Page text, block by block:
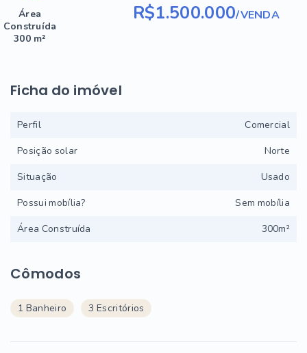
Área
Construída
300 m²
R$1.500.000/VENDA
Cômodos
1 Banheiro 3 Escritórios
Ficha do imóvel
Perfil
Comercial
Posição solar
Norte
Situação
Usado
Possui mobília?
Sem mobília
Área Construída
300m²